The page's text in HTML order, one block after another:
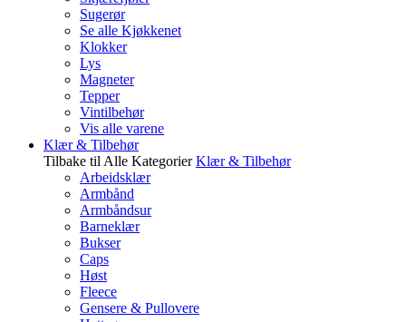
Sugerør
Se alle Kjøkkenet
Klokker
Lys
Magneter
Tepper
Vintilbehør
Vis alle varene
Klær & Tilbehør
Tilbake til Alle Kategorier Klær & Tilbehør
Arbeidsklær
Armbånd
Armbåndsur
Barneklær
Bukser
Caps
Høst
Fleece
Gensere & Pullovere